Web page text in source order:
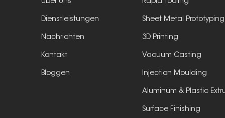
Dienstleistungen
Nachrichten
Kontakt
Bloggen
Sheet Metal Prototyping
3D Printing
Vacuum Casting
Injection Moulding
Aluminum & Plastic
Surface Finishing